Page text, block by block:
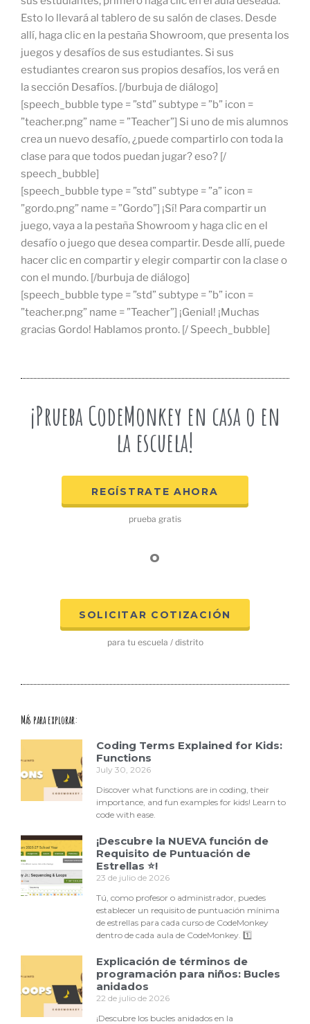
Esto lo llevará al tablero de su salón de clases. Desde
allí, haga clic en la pestaña Showroom, que presenta los
juegos y desafíos de sus estudiantes. Si sus
estudiantes crearon sus propios desafíos, los verá en
la sección Desafíos. [/burbuja de diálogo]
[speech_bubble type = ”std” subtype = ”b” icon =
”teacher.png” name = ”Teacher”] Si uno de mis alumnos
crea un nuevo desafío, ¿puede compartirlo con toda la
clase para que todos puedan jugar? eso? [/
speech_bubble]
[speech_bubble type = ”std” subtype = ”a” icon =
”gordo.png” name = ”Gordo”] ¡Sí! Para compartir un
juego, vaya a la pestaña Showroom y haga clic en el
desafío o juego que desea compartir. Desde allí, puede
hacer clic en compartir y elegir compartir con la clase o
con el mundo. [/burbuja de diálogo]
[speech_bubble type = ”std” subtype = ”b” icon =
”teacher.png” name = ”Teacher”] ¡Genial! ¡Muchas
gracias Gordo! Hablamos pronto. [/ Speech_bubble]
¡Prueba CodeMonkey en casa o en
la escuela!
REGÍSTRATE AHORA
prueba gratis
o
SOLICITAR COTIZACIÓN
para tu escuela / distrito
Más para explorar:
Coding Terms Explained for Kids:
Functions
July 30, 2026
Discover what functions are in coding, their
importance, and fun examples for kids! Learn to
code with ease.
¡Descubre la NUEVA función de
Requisito de Puntuación de
Estrellas ⭐!
23 de julio de 2026
Tú, como profesor o administrador, puedes
establecer un requisito de puntuación mínima
de estrellas para cada curso de CodeMonkey
dentro de cada aula de CodeMonkey. 1️⃣
Explicación de términos de
programación para niños: Bucles
anidados
22 de julio de 2026
¡Descubre los bucles anidados en la